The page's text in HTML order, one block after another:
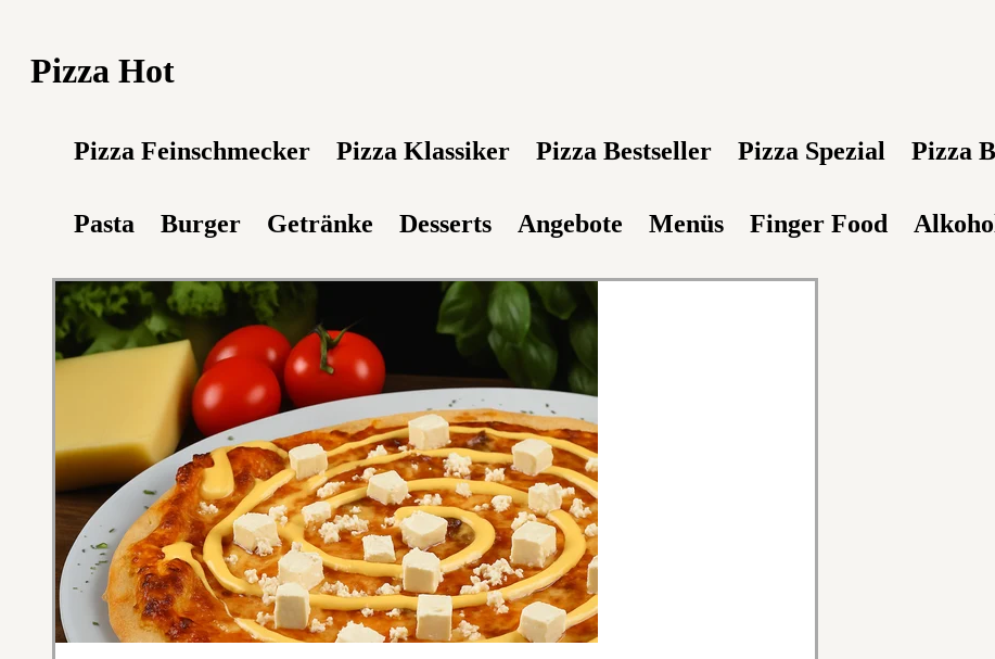
Pizza Hot
Pizza Feinschmecker Pizza Klassiker Pizza Bestseller Pizza Spezial Pizza
Pasta Burger Getränke Desserts Angebote Menüs Finger Food